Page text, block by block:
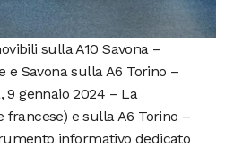
sulla A10 Savona –
Savona sulla A6 Torino –
gennaio 2024 – La
francese) e sulla A6 Torino –
informativo dedicato